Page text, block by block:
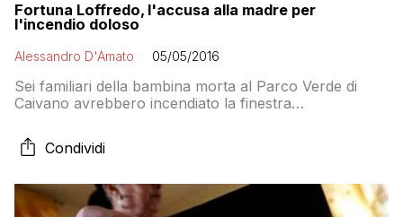
Fortuna Loffredo, l'accusa alla madre per
l'incendio doloso
Alessandro D'Amato 05/05/2016
Sei familiari della bambina morta al Parco Verde di
Caivano avrebbero incendiato la finestra
Raimondo Caputo
Condividi